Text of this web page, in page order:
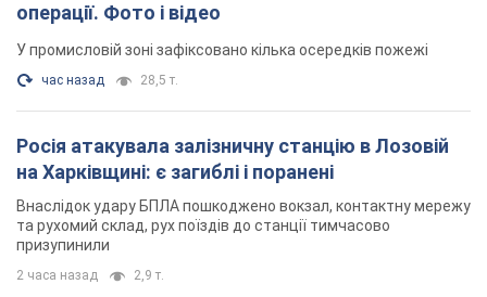
операції. Фото і відео
У промисловій зоні зафіксовано кілька осередків пожежі
час назад 28,5 т.
Росія атакувала залізничну станцію в Лозовій
на Харківщині: є загиблі і поранені
Внаслідок удару БПЛА пошкоджено вокзал, контактну мережу
та рухомий склад, рух поїздів до станції тимчасово
призупинили
2 часа назад 2,9 т.